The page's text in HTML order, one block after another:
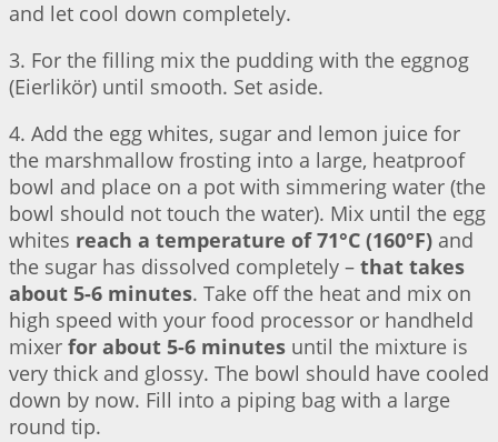
and let cool down completely.
3. For the filling mix the pudding with the eggnog
(Eierlikör) until smooth. Set aside.
4. Add the egg whites, sugar and lemon juice for
the marshmallow frosting into a large, heatproof
bowl and place on a pot with simmering water (the
bowl should not touch the water). Mix until the egg
whites reach a temperature of 71°C (160°F) and
the sugar has dissolved completely – that takes
about 5-6 minutes. Take off the heat and mix on
high speed with your food processor or handheld
mixer for about 5-6 minutes until the mixture is
very thick and glossy. The bowl should have cooled
down by now. Fill into a piping bag with a large
round tip.